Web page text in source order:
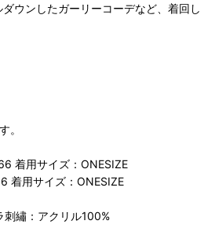
ウンしたガーリーコーデなど、着回し
。
着用サイズ：ONESIZE
着用サイズ：ONESIZE
刺繡：アクリル100%